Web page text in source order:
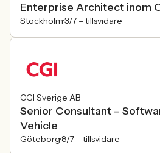
Enterprise Architect inom
Stockholm3/7 – tillsvidare
CGI Sverige AB
Senior Consultant –
Vehicle
Göteborg8/7 – tillsvidare